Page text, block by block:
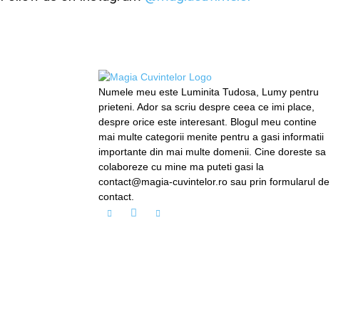
Numele meu este Luminita Tudosa, Lumy pentru
prieteni. Ador sa scriu despre ceea ce imi place,
despre orice este interesant. Blogul meu contine
mai multe categorii menite pentru a gasi informatii
importante din mai multe domenii. Cine doreste sa
colaboreze cu mine ma puteti gasi la
contact@magia-cuvintelor.ro sau prin formularul de
contact.